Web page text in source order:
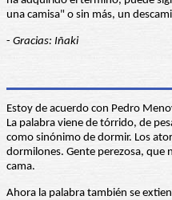
una camisa" o sin más, un
- Gracias: Iñaki
Estoy de acuerdo con Pedro
La palabra viene de tórrido, de
como sinónimo de dormir. Los
dormilones. Gente perezosa, que
cama.
Ahora la palabra también se